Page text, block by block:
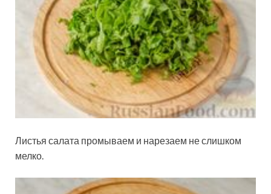
Листья салата промываем и нарезаем не слишком
мелко.